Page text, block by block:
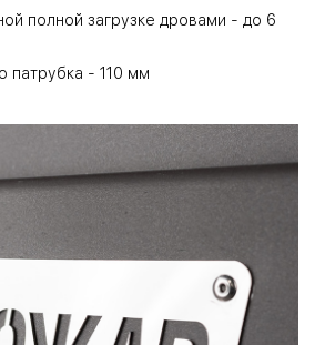
полной загрузке дровами - до 6
патрубка - 110 мм